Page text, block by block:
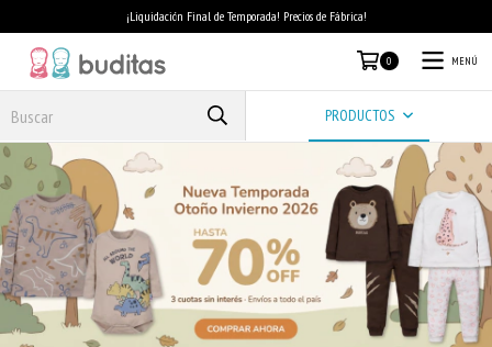
¡Liquidación Final de Temporada! Precios de Fábrica!
0 MENÚ
PRODUCTOS